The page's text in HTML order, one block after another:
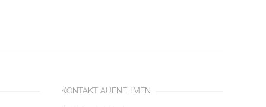
KONTAKT AUFNEHMEN